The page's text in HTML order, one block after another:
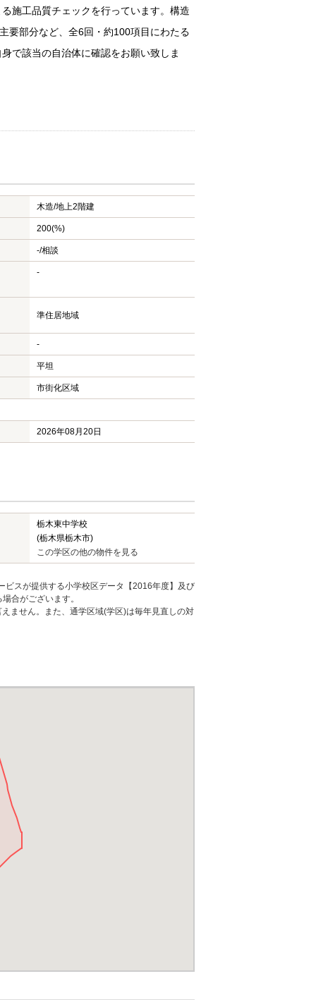
施工品質チェックを行っています。構造
要部分など、全6回・約100項目にわたる
で該当の自治体に確認をお願い致しま
木造/地上2階建
200(%)
-/相談
-
準住居地域
-
平坦
市街化区域
2026年08月20日
栃木東中学校
(栃木県栃木市)
この学区の他の物件を見る
ビスが提供する小学校区データ【2016年度】及び
合がございます。
ません。また、通学区域(学区)は毎年見直しの対